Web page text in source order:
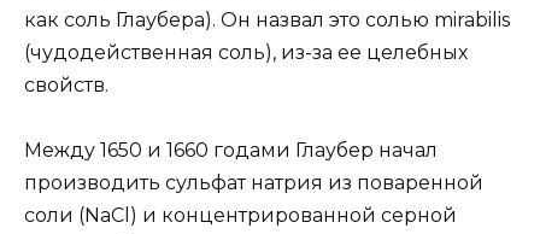
как соль Глаубера). Он назвал это солью mirabilis
(чудодейственная соль), из-за ее целебных
свойств.
Между 1650 и 1660 годами Глаубер начал
производить сульфат натрия из поваренной
соли (NaCl) и концентрированной серной